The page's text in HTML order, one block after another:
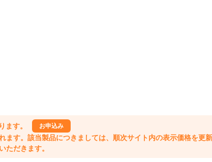
ます。 お申込み
す。該当製品につきましては、順次サイト内の表示価格を更新
ただきます。